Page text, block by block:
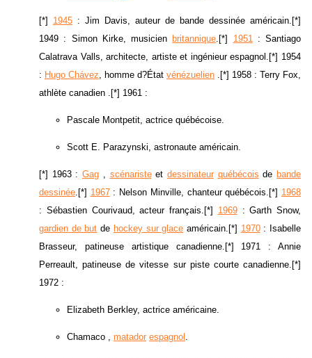
[*] 1945 : Jim Davis, auteur de bande dessinée américain.[*]
1949 : Simon Kirke, musicien britannique.[*] 1951: Santiago
Calatrava Valls, architecte, artiste et ingénieur espagnol.[*] 1954
: Hugo Chávez, homme d?État vénézuelien .[*] 1958 : Terry Fox,
athlète canadien .[*] 1961 :
Pascale Montpetit, actrice québécoise.
Scott E. Parazynski, astronaute américain.
[*] 1963 :Gag , scénaristeet dessinateur québécois de bande
dessinée.[*] 1967: Nelson Minville, chanteur québécois.[*] 1968
: Sébastien Courivaud, acteur français.[*] 1969: Garth Snow,
gardien de but de hockey sur glace américain.[*] 1970: Isabelle
Brasseur, patineuse artistique canadienne.[*] 1971 : Annie
Perreault, patineuse de vitesse sur piste courte canadienne.[*]
1972 :
Elizabeth Berkley, actrice américaine.
Chamaco , matador espagnol .